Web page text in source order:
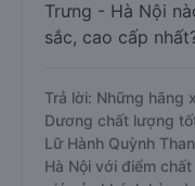
Trưng - Hà Nội
sắc, cao cấp
Trả lời: Những hãng
Dương chất lượng
Lữ Hành Quỳnh
Hà Nội với điểm